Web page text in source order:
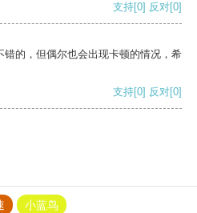
支持[0] 反对[0]
的，但偶尔也会出现卡顿的情况，希
支持[0] 反对[0]
小蓝鸟